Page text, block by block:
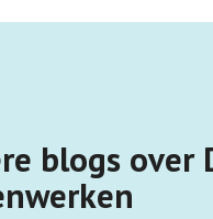
blogs over